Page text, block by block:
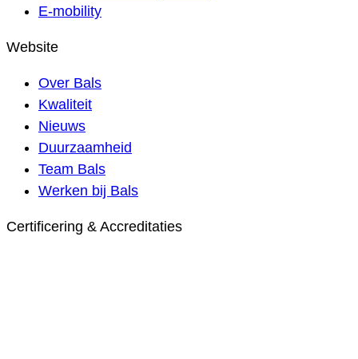
E-mobility
Website
Over Bals
Kwaliteit
Nieuws
Duurzaamheid
Team Bals
Werken bij Bals
Certificering & Accreditaties